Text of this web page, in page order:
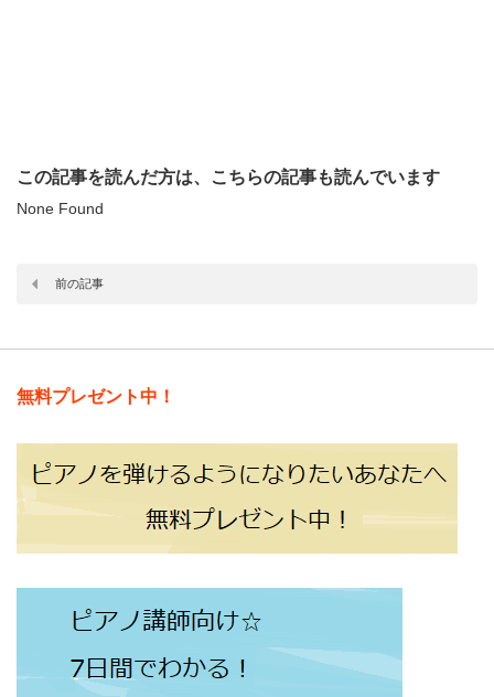
この記事を読んだ方は、こちらの記事も読んでいます
None Found
前の記事
無料プレゼント中！